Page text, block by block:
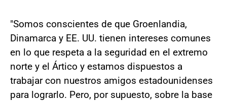
"Somos conscientes de que Groenlandia,
Dinamarca y EE. UU. tienen intereses comunes
en lo que respeta a la seguridad en el extremo
norte y el Ártico y estamos dispuestos a
trabajar con nuestros amigos estadounidenses
para lograrlo. Pero, por supuesto, sobre la base